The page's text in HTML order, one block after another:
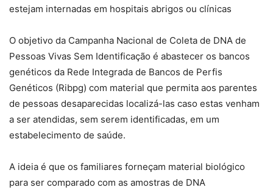
estejam internadas em hospitais abrigos ou clínicas
O objetivo da Campanha Nacional de Coleta de DNA de
Pessoas Vivas Sem Identificação é abastecer os bancos
genéticos da Rede Integrada de Bancos de Perfis
Genéticos (Ribpg) com material que permita aos parentes
de pessoas desaparecidas localizá-las caso estas venham
a ser atendidas, sem serem identificadas, em um
estabelecimento de saúde.
A ideia é que os familiares forneçam material biológico
para ser comparado com as amostras de DNA